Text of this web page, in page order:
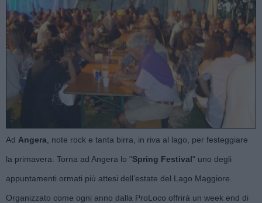
Ad Angera , note rock e tanta birra, in riva al lago, per festeggiare
la primavera. Torna ad Angera lo "Spring Festival" uno degli
appuntamenti ormati più attesi dell’estate del Lago Maggiore.
Organizzato come ogni anno dalla ProLoco offrirà un week end di